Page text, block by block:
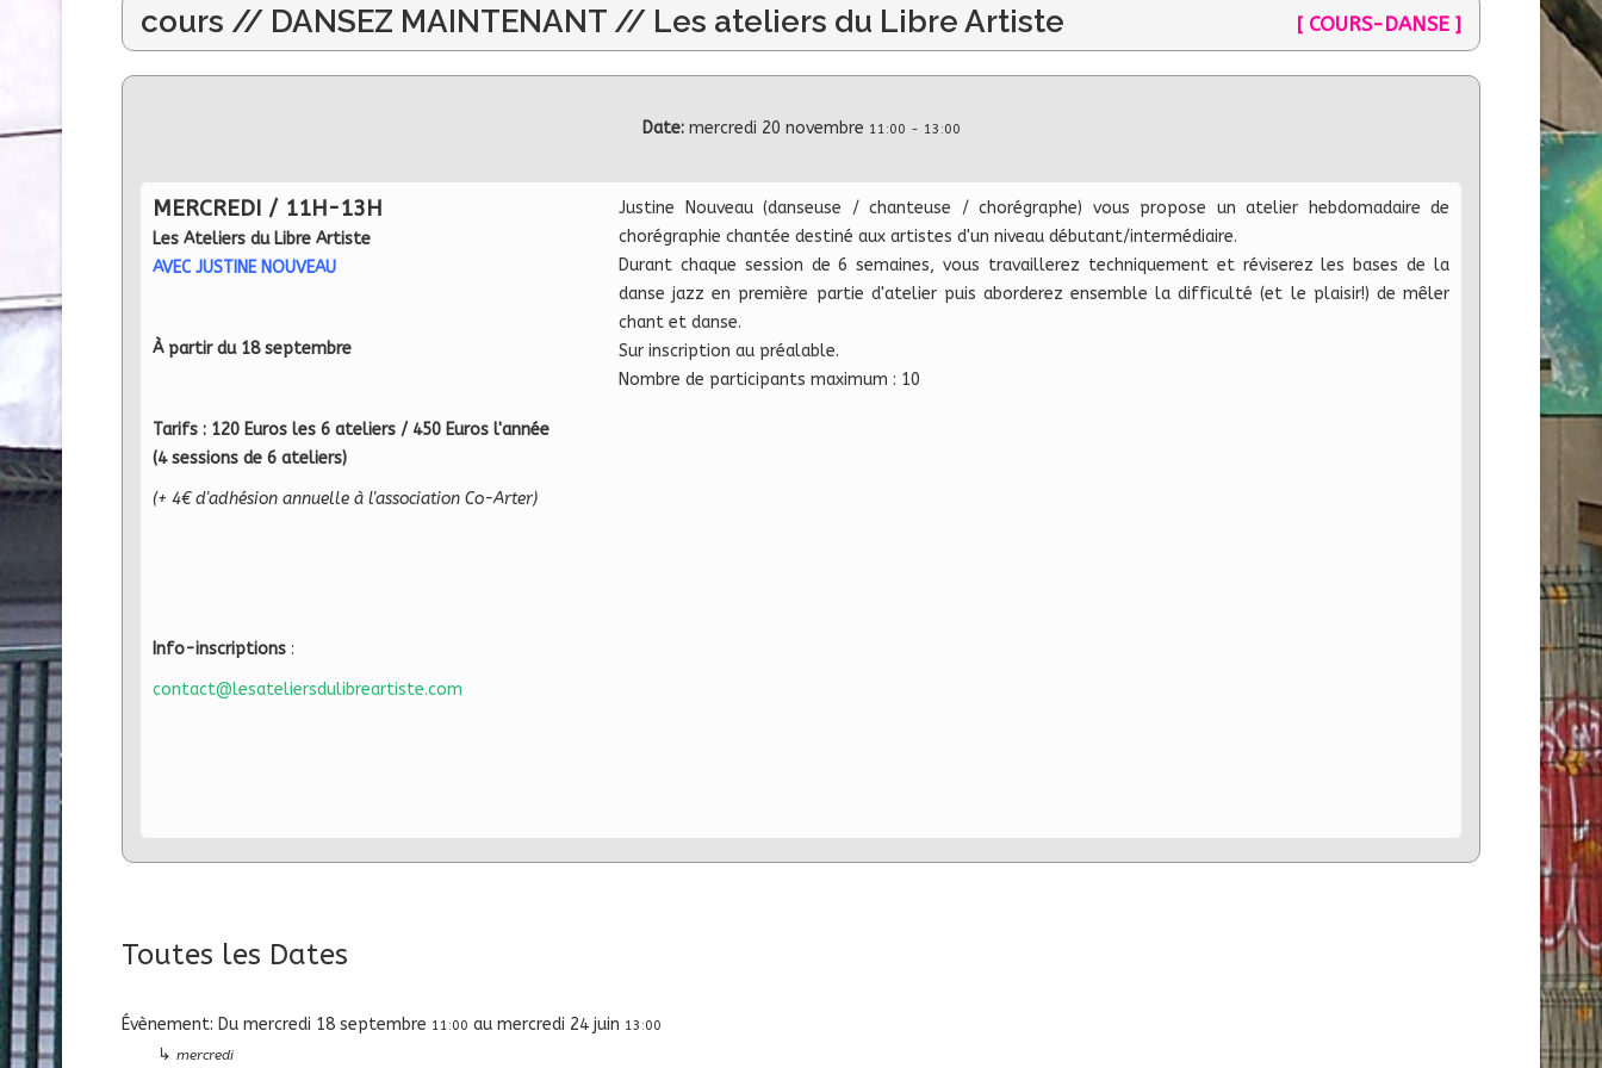
cours // DANSEZ MAINTENANT // Les ateliers du Libre Artiste [ COURS-DANSE ]
Date: mercredi 20 novembre 11:00 - 13:00
MERCREDI / 11H-13H
Les Ateliers du Libre Artiste
AVEC JUSTINE NOUVEAU
À partir du 18 septembre
Tarifs : 120 Euros les 6 ateliers / 450 Euros l'année
(4 sessions de 6 ateliers)
(+ 4€ d'adhésion annuelle à l'association Co-Arter)
Info-inscriptions :
contact@lesateliersdulibreartiste.com
Justine Nouveau (danseuse / chanteuse / chorégraphe) vous propose un atelier hebdomadaire de
chorégraphie chantée destiné aux artistes d'un niveau débutant/intermédiaire.
Durant chaque session de 6 semaines, vous travaillerez techniquement et réviserez les bases de la
danse jazz en première partie d'atelier puis aborderez ensemble la difficulté (et le plaisir!) de mêler
chant et danse.
Sur inscription au préalable.
Nombre de participants maximum : 10
Toutes les Dates
Évènement: Du mercredi 18 septembre 11:00 au mercredi 24 juin 13:00
↳ mercredi